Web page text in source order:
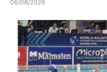
06/08/2026